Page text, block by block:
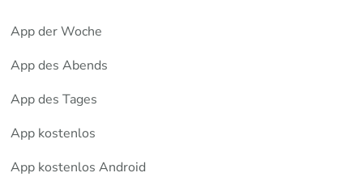
App der Woche
App des Abends
App des Tages
App kostenlos
App kostenlos Android